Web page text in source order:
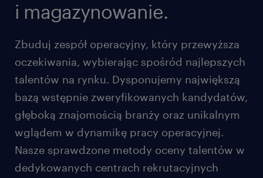
i magazynowanie.
Zbuduj zespół operacyjny, który przewyższa
oczekiwania, wybierając spośród najlepszych
talentów na rynku. Dysponujemy największą
bazą wstępnie zweryfikowanych kandydatów,
głęboką znajomością branży oraz unikalnym
wglądem w dynamikę pracy operacyjnej.
Nasze sprawdzone metody oceny talentów w
dedykowanych centrach rekrutacyjnych